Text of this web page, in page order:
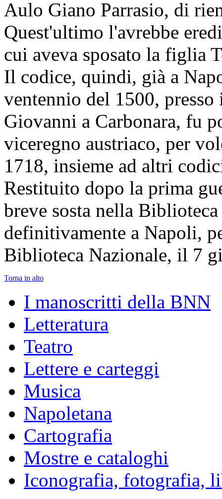
Aulo Giano Parrasio, di
Quest'ultimo l'avrebbe
cui aveva sposato la figlia
Il codice, quindi, già a
ventennio del 1500,
Giovanni a Carbonara, fu
viceregno austriaco, per
1718, insieme ad altri
Restituito dopo la prima
breve sosta nella
definitivamente a Napoli,
Biblioteca Nazionale, il 7
Torna in alto
I manoscritti della BNN
Letteratura
Teatro
Lettere e carteggi
Musica
Napoletana
Cartografia
Mostre e cataloghi
Iconografia, fotografia,